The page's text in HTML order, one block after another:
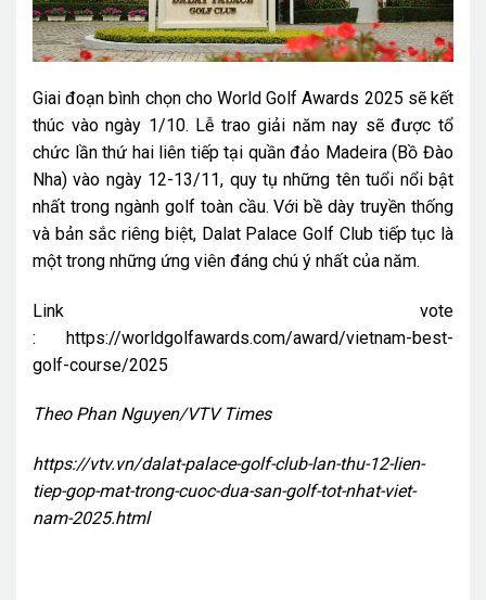
Giai đoạn bình chọn cho World Golf Awards 2025 sẽ kết
thúc vào ngày 1/10. Lễ trao giải năm nay sẽ được tổ
chức lần thứ hai liên tiếp tại quần đảo Madeira (Bồ Đào
Nha) vào ngày 12-13/11, quy tụ những tên tuổi nổi bật
nhất trong ngành golf toàn cầu. Với bề dày truyền thống
và bản sắc riêng biệt, Dalat Palace Golf Club tiếp tục là
một trong những ứng viên đáng chú ý nhất của năm.
Link vote
: https://worldgolfawards.com/award/vietnam-best-
golf-course/2025
Theo Phan Nguyen/VTV Times
https://vtv.vn/dalat-palace-golf-club-lan-thu-12-lien-
tiep-gop-mat-trong-cuoc-dua-san-golf-tot-nhat-viet-
nam-2025.html